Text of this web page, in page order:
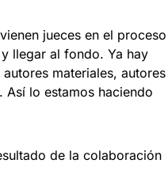
jueces en el proceso
llegar al fondo. Ya hay
materiales, autores
lo estamos haciendo
de la colaboración